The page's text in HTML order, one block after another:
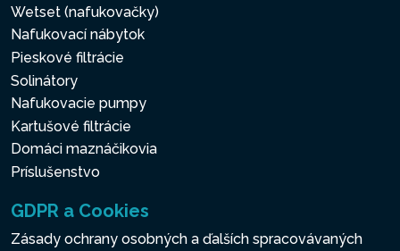
Wetset (nafukovačky)
Nafukovací nábytok
Pieskové filtrácie
Solinátory
Nafukovacie pumpy
Kartušové filtrácie
Domáci maznáčikovia
Príslušenstvo
GDPR a Cookies
Zásady ochrany osobných a ďalších spracovávaných